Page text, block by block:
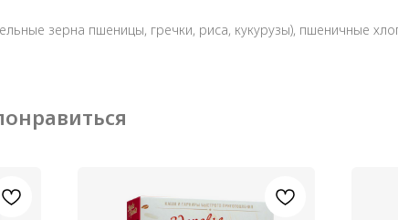
зерна пшеницы, гречки, риса, кукурузы), пшеничные